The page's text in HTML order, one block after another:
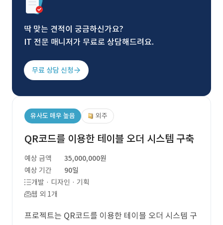
딱 맞는 견적이 궁금하신가요?
IT 전문 매니저가 무료로 상담해드려요.
무료 상담 신청
유사도 매우 높음 외주
QR코드를 이용한 테이블 오더 시스템 구축
예상 금액
35,000,000원
예상 기간
90일
개발 · 디자인 · 기획
웹 외 1개
프로젝트는 QR코드를 이용한 테이블 오더 시스템 구